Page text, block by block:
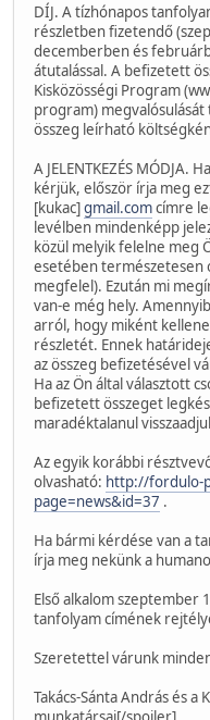
DÍJ. A tízhónapos
részletben fizetendő
decemberben és
átutalással. A befizetett
Kisközösségi Program
program) megvalósulását
összeg leírható
A JELENTKEZÉS
kérjük, először írja meg
[kukac]gmail.comcímre
levélben mindenképp
közül melyik felelne meg
esetében természetesen
megfelel). Ezután mi
van-e még hely.
arról, hogy miként
részletét. Ennek
az összeg befizetésével
Ha az Ön által választott
befizetett összeget
maradéktalanul
Az egyik korábbi
olvasható: http://fordulo-
page=news&id=37 .
Ha bármi kérdése van a
írja meg nekünk a
Első alkalom szeptember
tanfolyam címének
Szeretettel várunk
Takács-Sánta András és a